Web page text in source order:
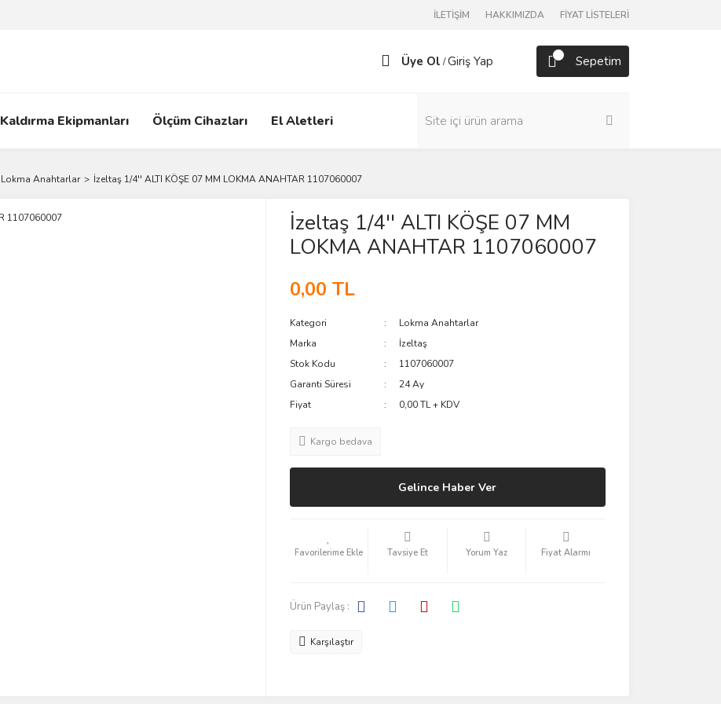
İLETİŞİM HAKKIMIZDA FİYAT LİSTELERİ
Üye Ol /Giriş Yap Sepetim
Kaldırma Ekipmanları Ölçüm Cihazları El Aletleri
Lokma Anahtarlar İzeltaş 1/4'' ALTI KÖŞE 07 MM LOKMA ANAHTAR 1107060007
İzeltaş 1/4'' ALTI KÖŞE 07 MM
LOKMA ANAHTAR 1107060007
0,00 TL
Kategori
Lokma Anahtarlar
Marka
İzeltaş
Stok Kodu
1107060007
Garanti Süresi
24 Ay
Fiyat
0,00 TL + KDV
Kargo bedava
Gelince Haber Ver
Tavsiye Et Yorum Yaz Fiyat Alarmı
Ürün Paylaş :
Karşılaştır